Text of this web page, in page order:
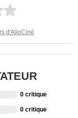
d'AlloCiné
0 critique
0 critique